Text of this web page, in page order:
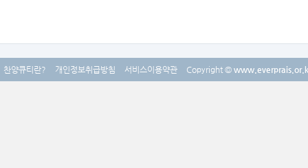
찬양큐티란? 개인정보취급방침 서비스이용약관 Copyright ©